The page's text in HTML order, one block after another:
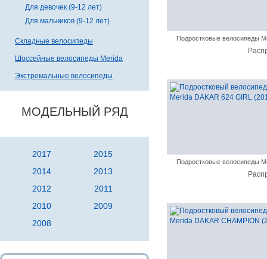
Для девочек (9-12 лет)
Для мальчиков (9-12 лет)
Складные велосипеды
Шоссейные велосипеды Merida
Экстремальные велосипеды
МОДЕЛЬНЫЙ РЯД
2017
2015
2014
2013
2012
2011
2010
2009
2008
Подростковые велосипеды
Подростковые велосипеды